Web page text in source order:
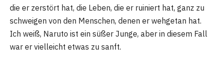
die er zerstört hat, die Leben, die er ruiniert hat, ganz zu
schweigen von den Menschen, denen er wehgetan hat.
Ich weiß, Naruto ist ein süßer Junge, aber in diesem Fall
war er vielleicht etwas zu sanft.